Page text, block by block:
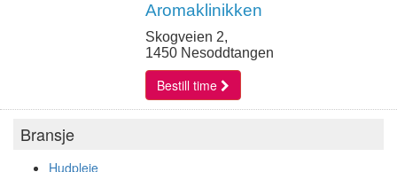
Aromaklinikken
Skogveien 2,
1450 Nesoddtangen
Bestill time
Bransje
Hudpleie